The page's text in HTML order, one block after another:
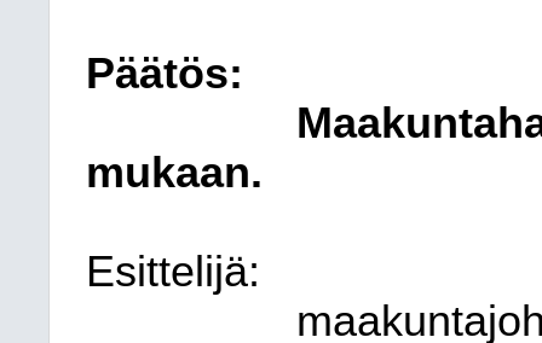
Päätös:
mukaan.
Esittelijä: